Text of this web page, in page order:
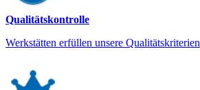
Qualitätskontrolle
Werkstätten erfüllen unsere Qualitätskriterien